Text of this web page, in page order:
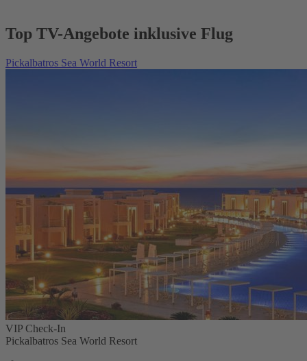
Top TV-Angebote inklusive Flug
Pickalbatros Sea World Resort
VIP Check-In
Pickalbatros Sea World Resort